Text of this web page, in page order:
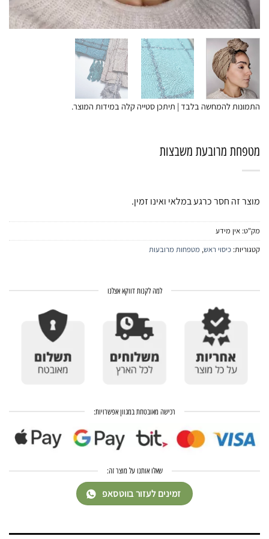
התמונות להמחשה בלבד | תיתכן סטייה קלה במידות המוצר.
מטפחת מרובעת משבצות
מוצר זה חסר כרגע במלאי ואינו זמין.
מק"ט: אין מידע
קטגוריות: כיסוי ראש, מטפחות מרובעות
למה לקנות דווקא אצלנו
רכישה מאובטחת במגוון אפשרויות:
שאלו אותנו על מוצר זה:
זמינים לעזור בווטסאפ